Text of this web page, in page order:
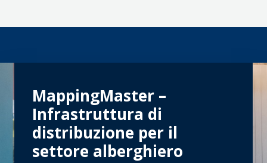
MappingMaster –
Infrastruttura di
distribuzione per il
settore alberghiero